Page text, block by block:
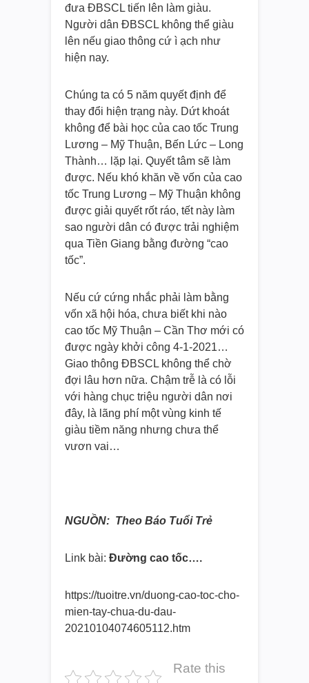
đưa ĐBSCL tiến lên làm giàu.
Người dân ĐBSCL không thể giàu
lên nếu giao thông cứ ì ạch như
hiện nay.
Chúng ta có 5 năm quyết định để
thay đổi hiện trạng này. Dứt khoát
không để bài học của cao tốc Trung
Lương – Mỹ Thuận, Bến Lức – Long
Thành… lặp lại. Quyết tâm sẽ làm
được. Nếu khó khăn về vốn của cao
tốc Trung Lương – Mỹ Thuận không
được giải quyết rốt ráo, tết này làm
sao người dân có được trải nghiệm
qua Tiền Giang bằng đường “cao
tốc”.
Nếu cứ cứng nhắc phải làm bằng
vốn xã hội hóa, chưa biết khi nào
cao tốc Mỹ Thuận – Cần Thơ mới có
được ngày khởi công 4-1-2021…
Giao thông ĐBSCL không thể chờ
đợi lâu hơn nữa. Chậm trễ là có lỗi
với hàng chục triệu người dân nơi
đây, là lãng phí một vùng kinh tế
giàu tiềm năng nhưng chưa thể
vươn vai…
NGUỒN: Theo Báo Tuổi Trẻ
Link bài: Đường cao tốc….
https://tuoitre.vn/duong-cao-toc-cho-
mien-tay-chua-du-dau-
20210104074605112.htm
Rate this